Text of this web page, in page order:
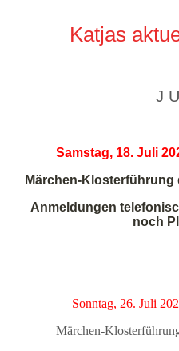
Katjas
J
Samstag, 18. Juli
Märchen-
Anmeldungen
noch
Sonntag, 26. Juli
Märchen-